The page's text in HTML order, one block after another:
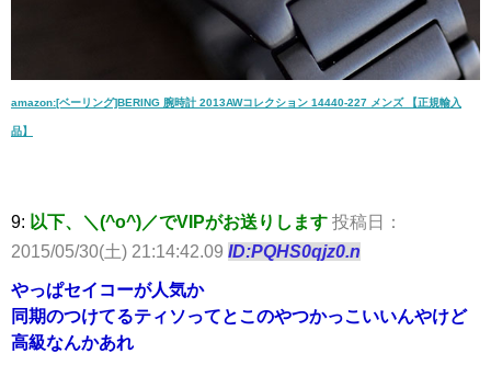
amazon:[ベーリング]BERING 腕時計 2013AWコレクション 14440-227 メンズ 【正規輸入
品】
9: 以下、＼(^o^)／でVIPがお送りします 投稿日：
2015/05/30(土) 21:14:42.09 ID:PQHS0qjz0.n
やっぱセイコーが人気か
同期のつけてるティソってとこのやつかっこいいんやけど
高級なんかあれ